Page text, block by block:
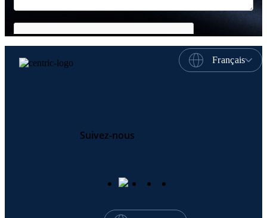
Français
Suivez-nous